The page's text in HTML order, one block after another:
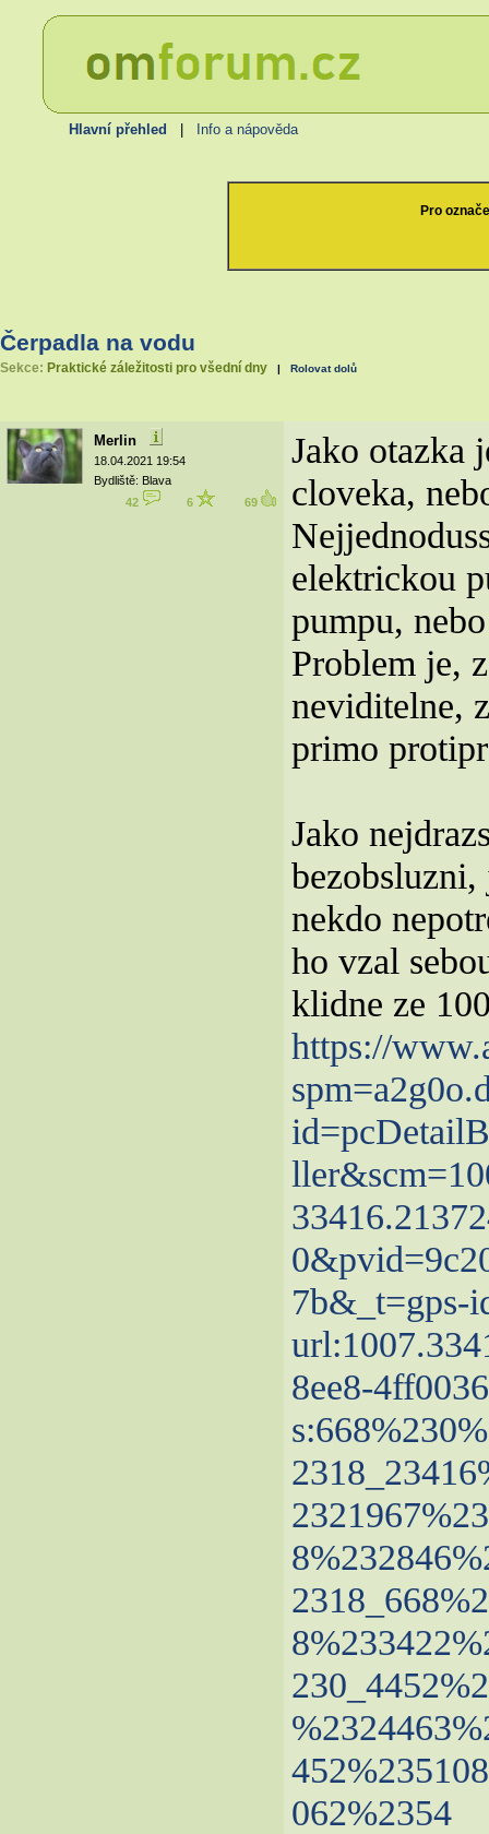
Hlavní přehled Info a nápověda
Pro
Čerpadla na vodu
Sekce: Praktické záležitosti pro všední dny | Rolovat dolů
Merlin
18.04.2021 19:54
Bydliště: Blava
42
6 69
Jako otazka
cloveka,
elektrickou
pumpu,
Problem je,
neviditelne,
primo
Jako
nekdo
ho vzal
klidne ze
https://
7b&_t=gps-
8ee8-
062%2354